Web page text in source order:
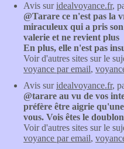
Avis suridealvoyance.fr,
@Tarare ce n'est pas la
miraculeux qui a pris
valerie et ne revient plus
En plus, elle n'est pas
Voir d'autres sites sur le
voyance par email,
Avis suridealvoyance.fr,
@tarare au vu de vos
préfère être aigrie
vous. Vois êtes le
Voir d'autres sites sur le
voyance par email,